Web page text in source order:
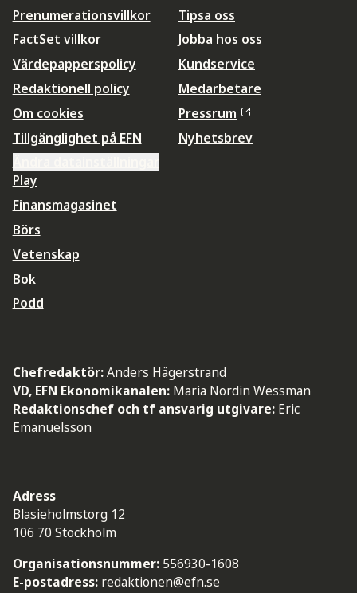
Prenumerationsvillkor
FactSet villkor
Värdepapperspolicy
Redaktionell policy
Om cookies
Tillgänglighet på EFN
Tipsa oss
Jobba hos oss
Kundservice
Medarbetare
Pressrum
Nyhetsbrev
Play
Finansmagasinet
Börs
Vetenskap
Bok
Podd
Chefredaktör:Anders Hägerstrand
VD, EFN Ekonomikanalen: Maria Nordin Wessman
Redaktionschef och tf ansvarig utgivare: Eric
Emanuelsson
Adress
Blasieholmstorg 12
106 70 Stockholm
Organisationsnummer: 556930-1608
E-postadress: redaktionen@efn.se